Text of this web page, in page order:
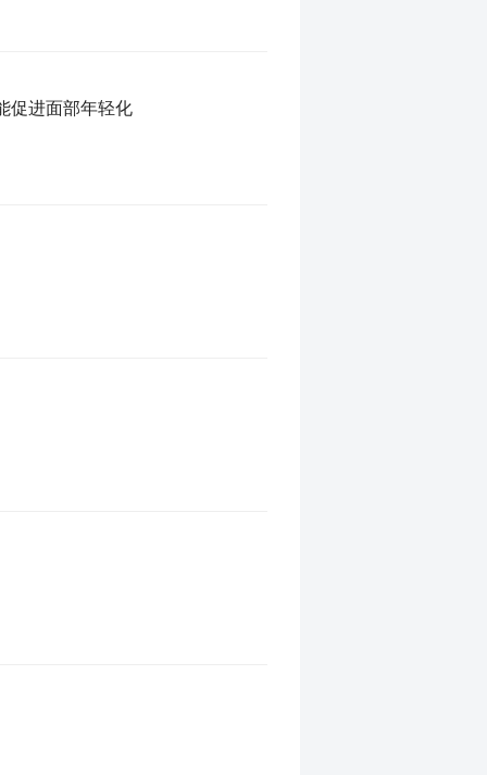
促进面部年轻化